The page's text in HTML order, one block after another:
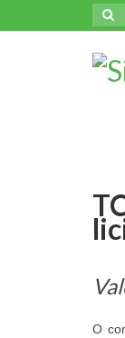
por:
O